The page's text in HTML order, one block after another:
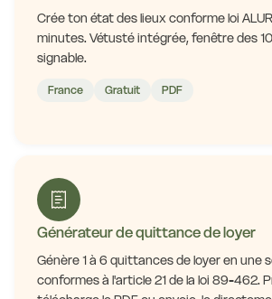
Crée ton état des lieux conforme loi
minutes. Vétusté intégrée, fenêtre des
signable.
France Gratuit PDF
Générateur de quittance de loyer
Génère 1 à 6 quittances de loyer en une
conformes à l'article 21 de la loi 89-462.